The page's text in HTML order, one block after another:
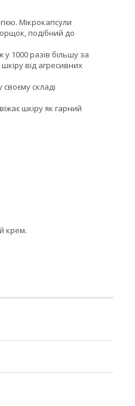
Мікрокапсули
подібний до
1000 разів більшу за
від агресивних
складі
шкіру як гарний
крем.